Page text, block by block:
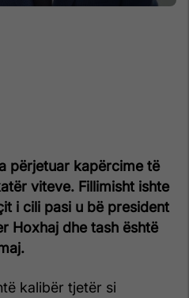
përjetuar kapërcime të
viteve. Fillimisht ishte
i cili pasi u bë president
Hoxhaj dhe tash është
kalibër tjetër si